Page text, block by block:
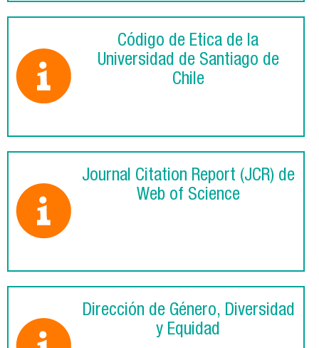
Código de Ética de la
Universidad de Santiago de
Chile
Journal Citation Report (JCR) de
Web of Science
Dirección de Género, Diversidad
y Equidad